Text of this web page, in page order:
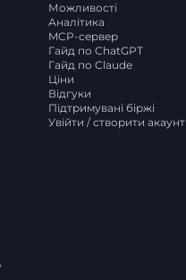
Можливості
Аналітика
MCP-сервер
Гайд по ChatGPT
Гайд по Claude
Ціни
Відгуки
Підтримувані біржі
Увійти / створити акаунт